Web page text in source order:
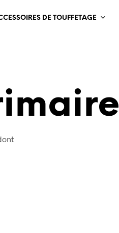
DE TOUFFETAGE